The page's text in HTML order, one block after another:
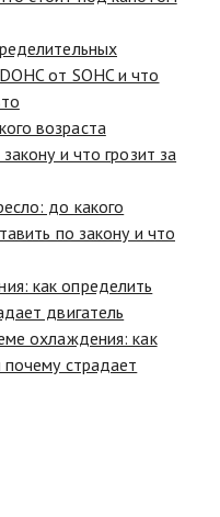
от SOHC и что
до какого
по закону и что
охлаждения: как
страдает